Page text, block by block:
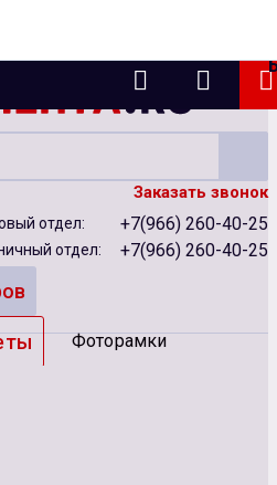
Заказать звонок
отдел: +7(966) 260-40-25
отдел: +7(966) 260-40-25
Фоторамки